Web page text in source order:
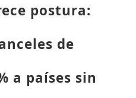
postura:
de
a países sin